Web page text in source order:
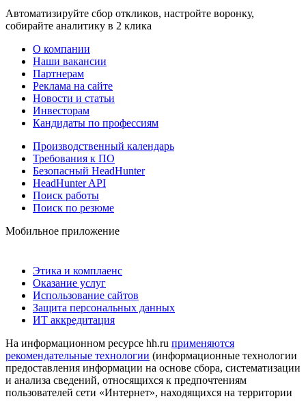
Автоматизируйте сбор откликов, настройте воронку,
собирайте аналитику в 2 клика
О компании
Наши вакансии
Партнерам
Реклама на сайте
Новости и статьи
Инвесторам
Кандидаты по профессиям
Производственный календарь
Требования к ПО
Безопасный HeadHunter
HeadHunter API
Поиск работы
Поиск по резюме
Мобильное приложение
Этика и комплаенс
Оказание услуг
Использование сайтов
Защита персональных данных
ИТ аккредитация
На информационном ресурсе hh.ru применяются
рекомендательные технологии (информационные технологии
предоставления информации на основе сбора, систематизации
и анализа сведений, относящихся к предпочтениям
пользователей сети «Интернет», находящихся на территории